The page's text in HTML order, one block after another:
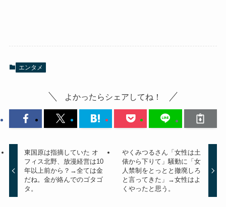
エンタメ
よかったらシェアしてね！
東国原は指摘していた オ
フィス北野、放漫経営は10
年以上前から？→全ては金
だね。金が絡んでのゴタゴ
タ。
やくみつるさん「女性は土
俵から下りて」騒動に「女
人禁制をとっとと撤廃しろ
と言ってきた」→女性はよ
くやったと思う。